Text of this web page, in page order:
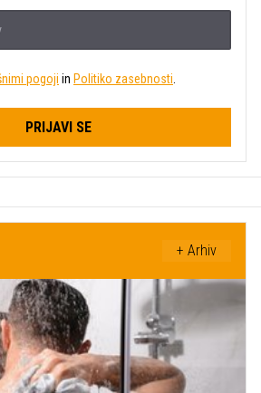
pogoji in Politiko zasebnosti
PRIJAVI SE
+ Arhiv